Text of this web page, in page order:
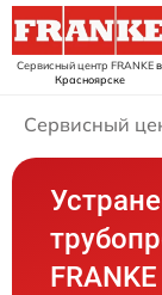
Сервисный центр FRANKEв
Красноярске
Сервисный